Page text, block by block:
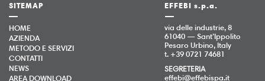
SITEMAP
HOME
AZIENDA
METODO E SERVIZI
CONTATTI
NEWS
AREA DOWNLOAD
EFFEBI s.p.a.
via delle industrie, 8
61040 — Sant’Ippolito
Pesaro Urbino, Italy
t. +39 0721 74681
SEGRETERIA
effebi@effebispa.it